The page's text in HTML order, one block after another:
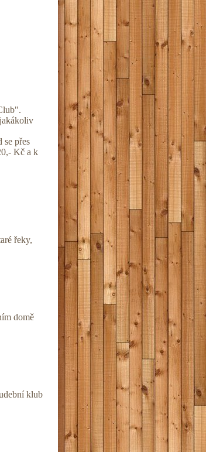
přes
Kč a k
řeky,
domě
klub